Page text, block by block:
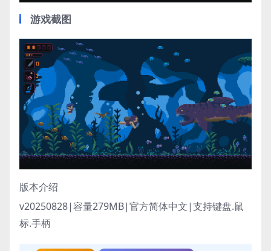
游戏截图
版本介绍
v20250828|容量279MB|官方简体中文|支持键盘.鼠
标.手柄